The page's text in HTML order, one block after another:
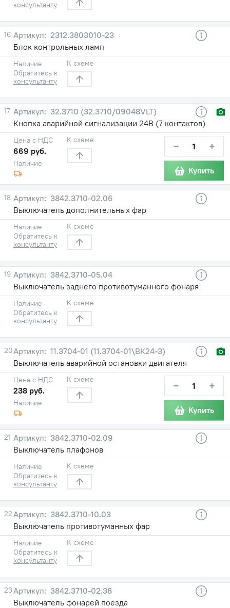
консультанту
16
2312.3803010-23
Блок контрольных ламп
Наличие
Обратитесь к
консультанту
К схеме
17
32.3710 (32.3710/09048VLT)
Кнопка аварийной сигнализации 24В (7 контактов)
Наличие
Цена с НДС
669 руб.
К схеме − +
Купить
18
3842.3710-02.06
Выключатель дополнительных фар
Наличие
Обратитесь к
консультанту
К схеме
19
3842.3710-05.04
Выключатель заднего противотуманного фонаря
Наличие
Обратитесь к
консультанту
К схеме
20
11.3704-01 (11.3704-01\ВК24-3)
Выключатель аварийной остановки двигателя
Наличие
Цена с НДС
238 руб.
К схеме − +
Купить
21
3842.3710-02.09
Выключатель плафонов
Наличие
Обратитесь к
консультанту
К схеме
22
3842.3710-10.03
Выключатель противотуманных фар
Наличие
Обратитесь к
консультанту
К схеме
23
3842.3710-02.38
Выключатель фонарей поезда